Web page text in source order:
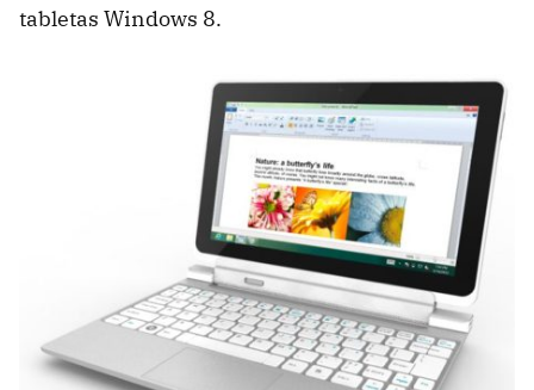
tabletas Windows 8.